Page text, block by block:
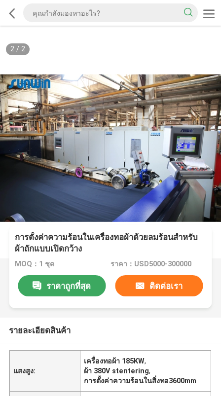
2/ 2
การตั้งค่าความร้อนในเครื่องทอผ้าด้วยลมร้อนสำหรับ
ผ้าถักแบบเปิดกว้าง
MOQ：1 ชุด ราคา：USD5000-300000
ราคาถูกที่สุด ติดต่อเรา
รายละเอียดสินค้า
แสงสูง:
เครื่องทอผ้า 185KW,
ผ้า 380V stentering,
การตั้งค่าความร้อนในสิ่งทอ3600mm